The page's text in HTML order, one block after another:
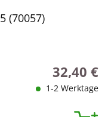
(70057)
Regulärer
32,40 €
1-2 Werktage